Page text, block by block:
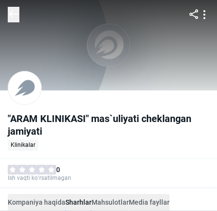
"ARAM KLINIKASI" mas`uliyati cheklangan
jamiyati
Klinikalar
0
Ish vaqti ko‘rsatilmagan
Kompaniya haqidaSharhlarMahsulotlarMedia fayllar